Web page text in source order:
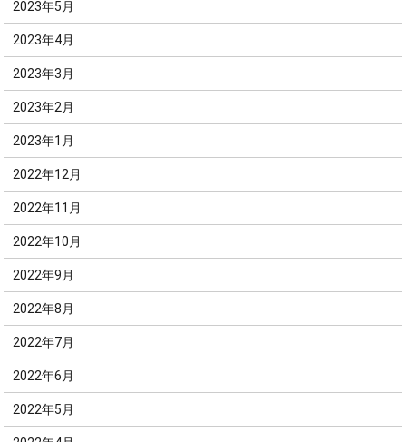
2023年5月
2023年4月
2023年3月
2023年2月
2023年1月
2022年12月
2022年11月
2022年10月
2022年9月
2022年8月
2022年7月
2022年6月
2022年5月